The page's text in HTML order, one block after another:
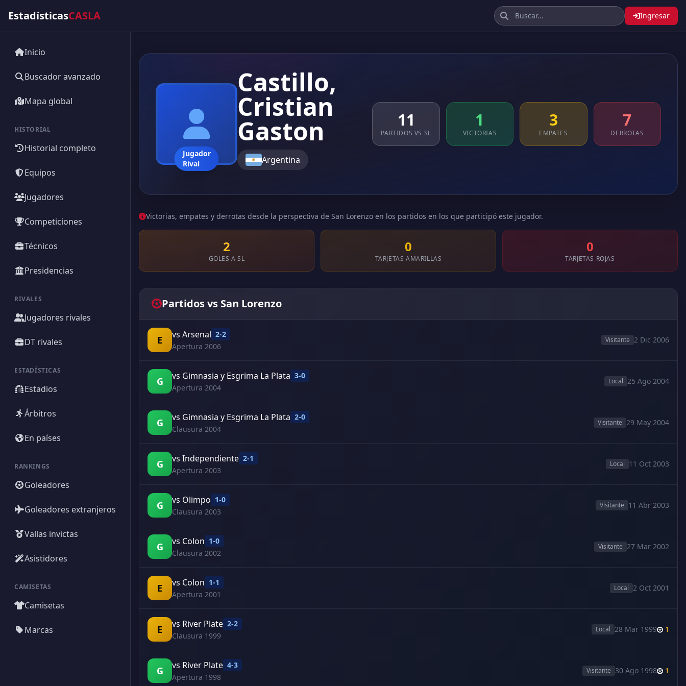
EstadísticasCASLA Ingresar
Inicio
Buscador avanzado
Mapa global
HISTORIAL
Historial completo
Equipos
Jugadores
Competiciones
Técnicos
Presidencias
RIVALES
Jugadores rivales
DT rivales
ESTADÍSTICAS
Estadios
Árbitros
En países
RANKINGS
Goleadores
Goleadores extranjeros
Vallas invictas
Asistidores
CAMISETAS
Camisetas
Marcas
Jugador
Rival
Castillo,
Cristian
Gaston
Argentina
11
PARTIDOS VS SL
1
VICTORIAS
3
EMPATES
7
DERROTAS
Victorias, empates y derrotas desde la perspectiva de San Lorenzo en los partidos en los que participó este jugador.
2
GOLES A SL
0
TARJETAS AMARILLAS
0
TARJETAS ROJAS
Partidos vs San Lorenzo
E vs Arsenal 2-2
Apertura 2006
Visitante 2 Dic 2006
G vs Gimnasia y Esgrima La Plata 3-0
Apertura 2004
Local 25 Ago 2004
G vs Gimnasia y Esgrima La Plata 2-0
Clausura 2004
Visitante 29 May 2004
G vs Independiente 2-1
Apertura 2003
Local 11 Oct 2003
G vs Olimpo 1-0
Clausura 2003
Visitante 11 Abr 2003
G vs Colon 1-0
Clausura 2002
Visitante 27 Mar 2002
E vs Colon 1-1
Apertura 2001
Local 2 Oct 2001
E vs River Plate 2-2
Clausura 1999
Local 28 Mar 1999 1
G vs River Plate 4-3
Apertura 1998
Visitante 30 Ago 1998 1